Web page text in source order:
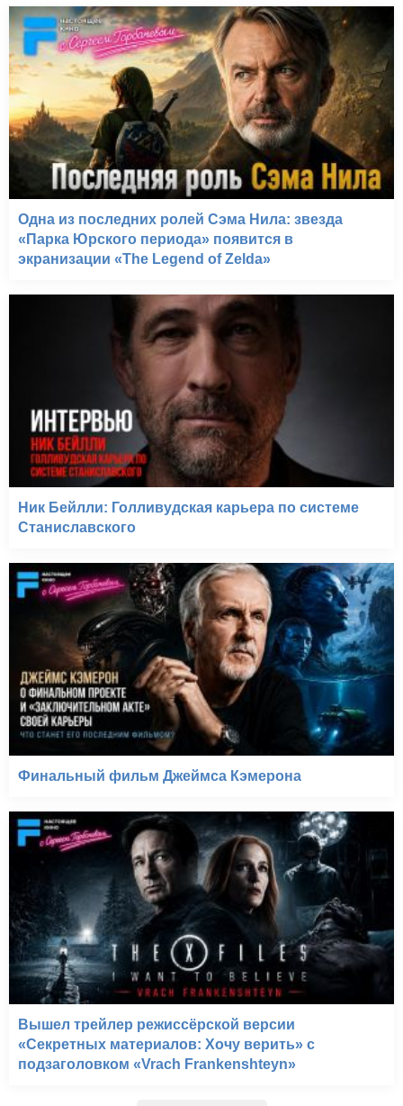
Одна из последних ролей Сэма Нила: звезда
«Парка Юрского периода» появится в
экранизации «The Legend of Zelda»
Ник Бейлли: Голливудская карьера по системе
Станиславского
Финальный фильм Джеймса Кэмерона
Вышел трейлер режиссёрской версии
«Секретных материалов: Хочу верить» с
подзаголовком «Vrach Frankenshteyn»